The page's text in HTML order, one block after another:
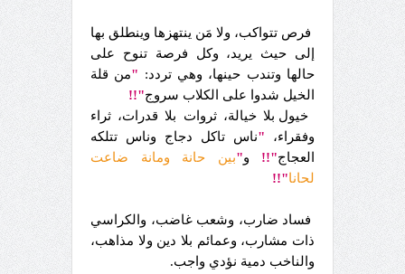
فرص تتواكب، ولا مَن ينتهزها وينطلق بها
إلى حيث يريد، وكل فرصة تنوح على
حالها وتندب حينها، وهي تردد: "من قلة
الخيل شدوا على الكلاب سروج"!!
خيول بلا خيالة، ثروات بلا قدرات، ثراء
وفقراء، "ناس تاكل دجاج وناس تتلكه
العجاج"!! و"بين حانة ومانة ضاعت
لحانا"!!
فساد ضارب، وشعب غاضب، والكراسي
ذات مشارب، وعمائم بلا دين ولا مذاهب،
والناخب دمية نؤدي واجب.